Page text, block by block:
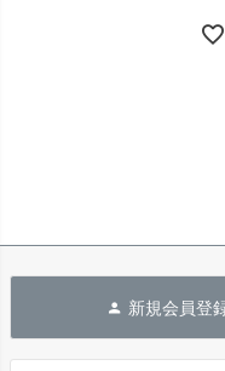
新規会員登